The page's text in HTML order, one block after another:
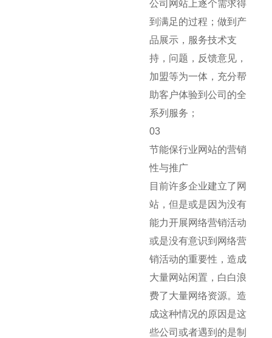
公司网站上逐个需求得
到满足的过程；做到产
品展示，服务技术支
持，问题，反馈意见，
加盟等为一体，充分帮
助客户体验到公司的全
系列服务；
03
节能保行业网站的营销
性与推广
目前许多企业建立了网
站，但是或是因为没有
能力开展网络营销活动
或是没有意识到网络营
销活动的重要性，造成
大量网站闲置，白白浪
费了大量网络资源。造
成这种情况的原因是这
些公司或者遇到的是制